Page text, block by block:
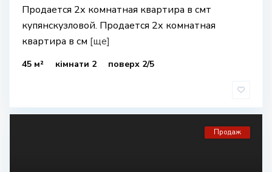
Продается 2х комнатная квартира в смт
купянскузловой. Продается 2х комнатная
квартира в см [ще]
45 м² кімнати 2 поверх 2/5
Продаж